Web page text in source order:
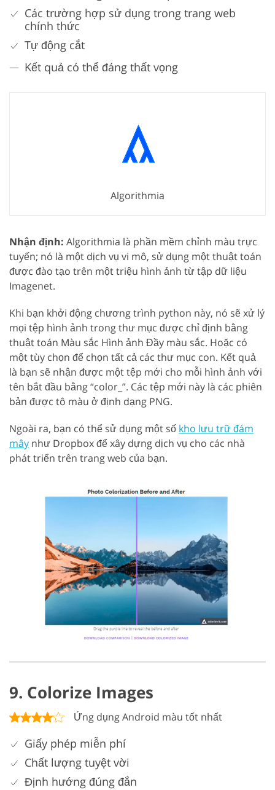
Các trường hợp sử dụng trong trang web
chính thức
Tự động cắt
Kết quả có thể đáng thất vọng
Algorithmia
Nhận định: Algorithmia là phần mềm chỉnh màu trực
tuyến; nó là một dịch vụ vi mô, sử dụng một thuật toán
được đào tạo trên một triệu hình ảnh từ tập dữ liệu
Imagenet.
Khi bạn khởi động chương trình python này, nó sẽ xử lý
mọi tệp hình ảnh trong thư mục được chỉ định bằng
thuật toán Màu sắc Hình ảnh Đầy màu sắc. Hoặc có
một tùy chọn để chọn tất cả các thư mục con. Kết quả
là bạn sẽ nhận được một tệp mới cho mỗi hình ảnh với
tên bắt đầu bằng “color_”. Các tệp mới này là các phiên
bản được tô màu ở định dạng PNG.
Ngoài ra, bạn có thể sử dụng một số kho lưu trữ đám
mây như Dropbox để xây dựng dịch vụ cho các nhà
phát triển trên trang web của bạn.
9. Colorize Images
Ứng dụng Android màu tốt nhất
Giấy phép miễn phí
Chất lượng tuyệt vời
Định hướng đúng đắn